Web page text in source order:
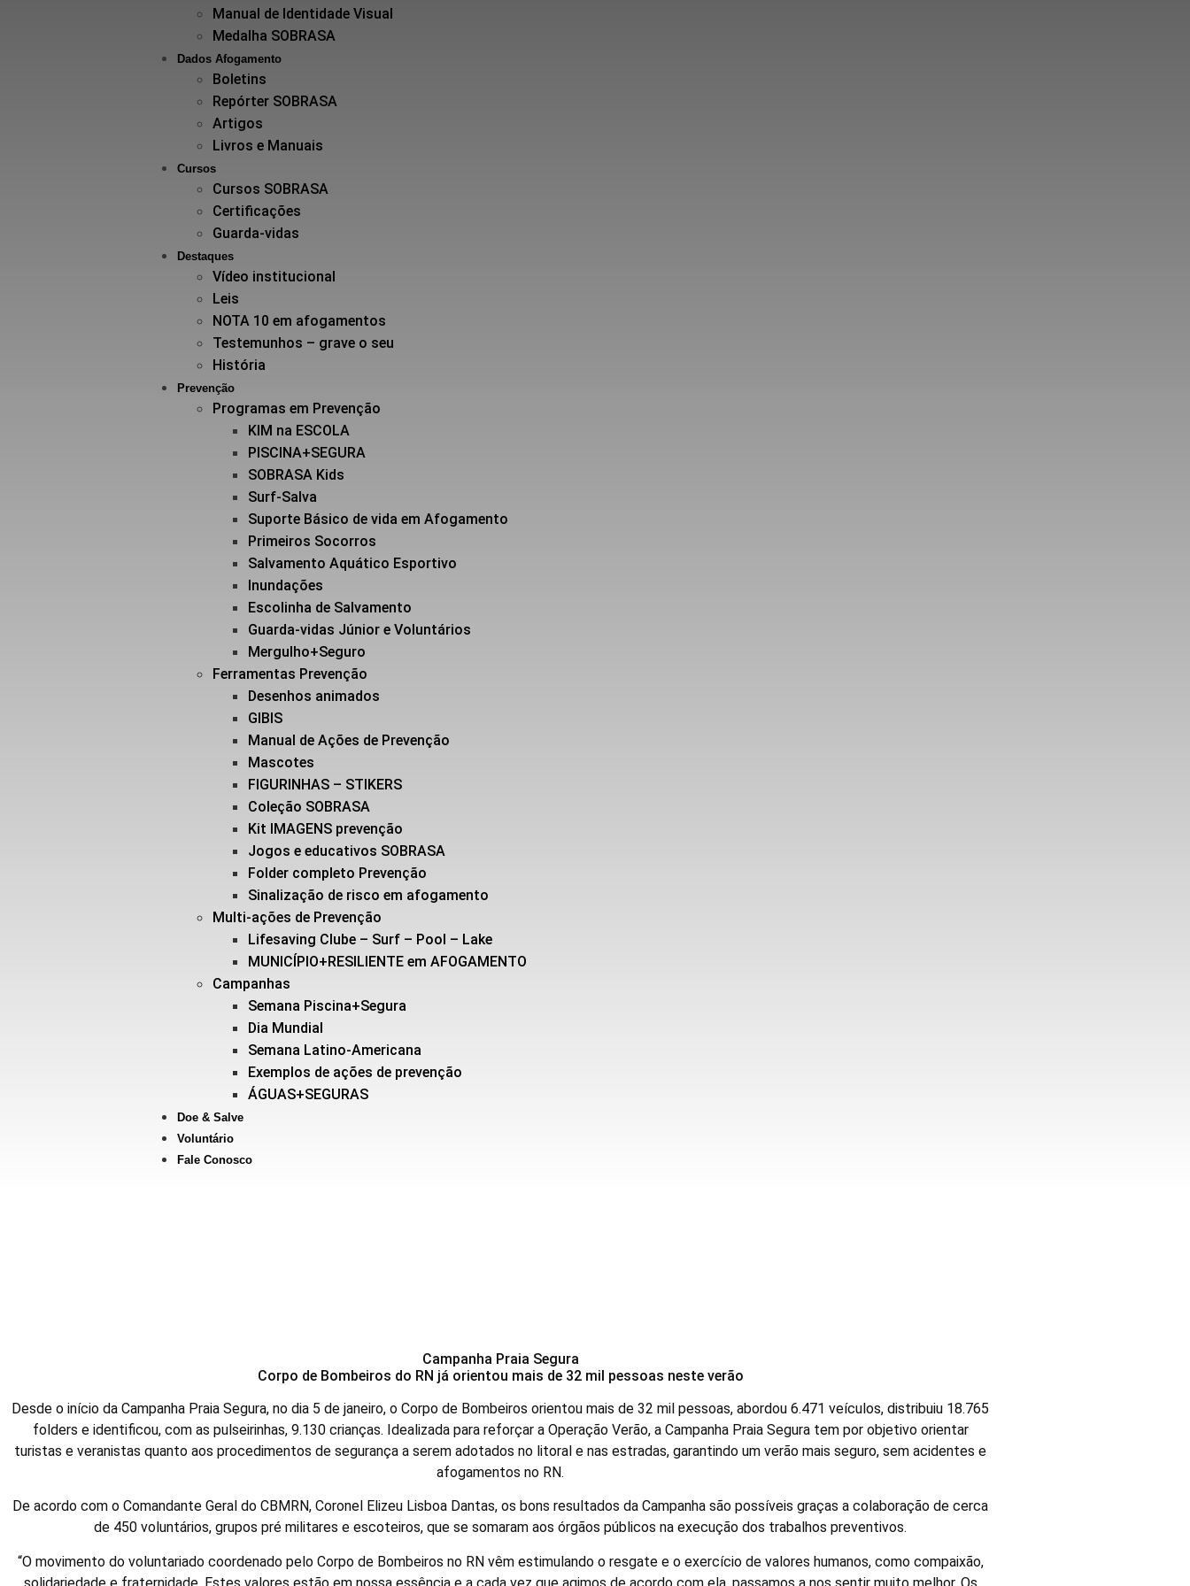
Manual de Identidade Visual
Medalha SOBRASA
Dados Afogamento
Boletins
Repórter SOBRASA
Artigos
Livros e Manuais
Cursos
Cursos SOBRASA
Certificações
Guarda-vidas
Destaques
Vídeo institucional
Leis
NOTA 10 em afogamentos
Testemunhos – grave o seu
História
Prevenção
Programas em Prevenção
KIM na ESCOLA
PISCINA+SEGURA
SOBRASA Kids
Surf-Salva
Suporte Básico de vida em Afogamento
Primeiros Socorros
Salvamento Aquático Esportivo
Inundações
Escolinha de Salvamento
Guarda-vidas Júnior e Voluntários
Mergulho+Seguro
Ferramentas Prevenção
Desenhos animados
GIBIS
Manual de Ações de Prevenção
Mascotes
FIGURINHAS – STIKERS
Coleção SOBRASA
Kit IMAGENS prevenção
Jogos e educativos SOBRASA
Folder completo Prevenção
Sinalização de risco em afogamento
Multi-ações de Prevenção
Lifesaving Clube – Surf – Pool – Lake
MUNICÍPIO+RESILIENTE em AFOGAMENTO
Campanhas
Semana Piscina+Segura
Dia Mundial
Semana Latino-Americana
Exemplos de ações de prevenção
ÁGUAS+SEGURAS
Doe & Salve
Voluntário
Fale Conosco
Campanha Praia Segura
Corpo de Bombeiros do RN já orientou mais de 32 mil pessoas neste verão
Desde o início da Campanha Praia Segura, no dia 5 de janeiro, o Corpo de Bombeiros orientou mais de 32 mil pessoas, abordou 6.471 veículos, distribuiu 18.765
folders e identificou, com as pulseirinhas, 9.130 crianças. Idealizada para reforçar a Operação Verão, a Campanha Praia Segura tem por objetivo orientar
turistas e veranistas quanto aos procedimentos de segurança a serem adotados no litoral e nas estradas, garantindo um verão mais seguro, sem acidentes e
afogamentos no RN.
De acordo com o Comandante Geral do CBMRN, Coronel Elizeu Lisboa Dantas, os bons resultados da Campanha são possíveis graças a colaboração de cerca
de 450 voluntários, grupos pré militares e escoteiros, que se somaram aos órgãos públicos na execução dos trabalhos preventivos.
“O movimento do voluntariado coordenado pelo Corpo de Bombeiros no RN vêm estimulando o resgate e o exercício de valores humanos, como compaixão,